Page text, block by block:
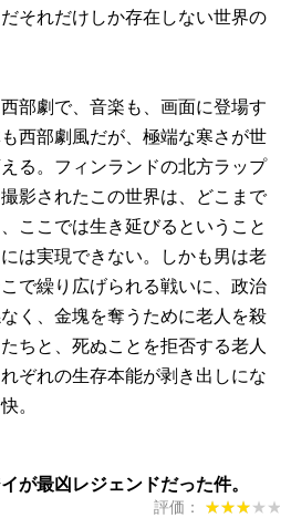
それだけしか存在しない世界の
部劇で、音楽も、画面に登場す
西部劇風だが、極端な寒さが世
る。フィンランドの北方ラップ
影されたこの世界は、どこまで
ここでは生き延びるということ
は実現できない。しかも男は老
で繰り広げられる戦いに、政治
く、金塊を奪うために老人を殺
ちと、死ぬことを拒否する老人
ぞれの生存本能が剥き出しにな
。
が最凶レジェンドだった件。
評価： ★★★★★
★★★★★